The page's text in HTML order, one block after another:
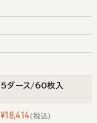
5ダース/60枚入
¥18,414 税込